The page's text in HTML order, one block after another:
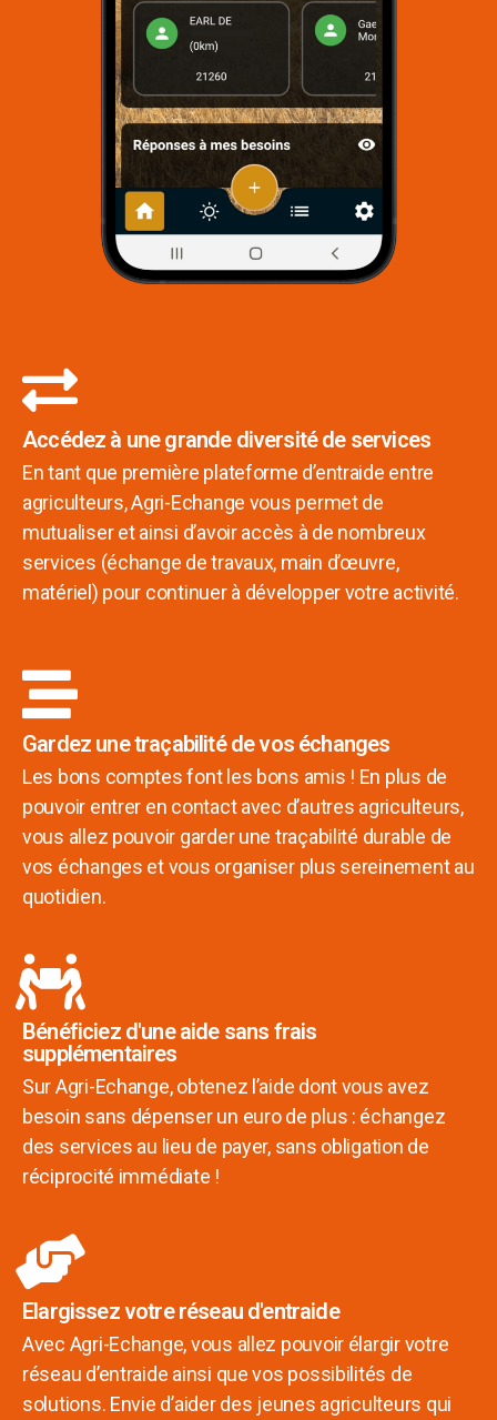
Accédez à une grande diversité de services
En tant que première plateforme d’entraide entre
agriculteurs, Agri-Echange vous permet de
mutualiser et ainsi d’avoir accès à de nombreux
services (échange de travaux, main d’œuvre,
matériel) pour continuer à développer votre activité.
Gardez une traçabilité de vos échanges
Les bons comptes font les bons amis ! En plus de
pouvoir entrer en contact avec d’autres agriculteurs,
vous allez pouvoir garder une traçabilité durable de
vos échanges et vous organiser plus sereinement au
quotidien.
Bénéficiez d'une aide sans frais
supplémentaires
Sur Agri-Echange, obtenez l’aide dont vous avez
besoin sans dépenser un euro de plus : échangez
des services au lieu de payer, sans obligation de
réciprocité immédiate !
Elargissez votre réseau d'entraide
Avec Agri-Echange, vous allez pouvoir élargir votre
réseau d’entraide ainsi que vos possibilités de
solutions. Envie d’aider des jeunes agriculteurs qui